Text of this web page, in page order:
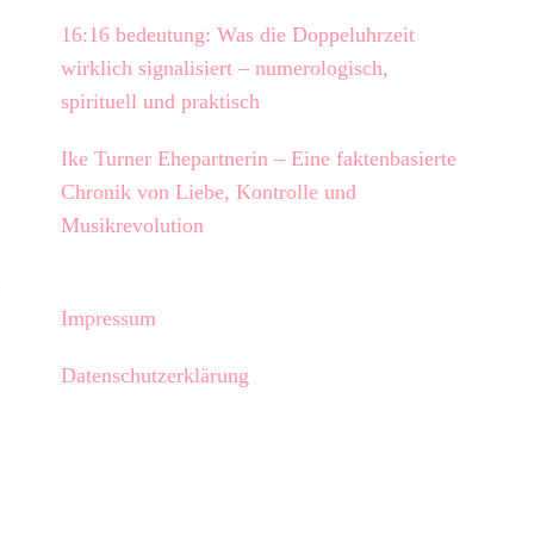
16:16 bedeutung: Was die Doppeluhrzeit
wirklich signalisiert – numerologisch,
spirituell und praktisch
Ike Turner Ehepartnerin – Eine faktenbasierte
Chronik von Liebe, Kontrolle und
Musikrevolution
Impressum
Datenschutzerklärung